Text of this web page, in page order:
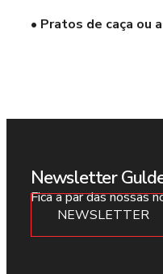
• Pratos de caça ou
Newsletter
Fica a par das nossas
NEWSLETTER